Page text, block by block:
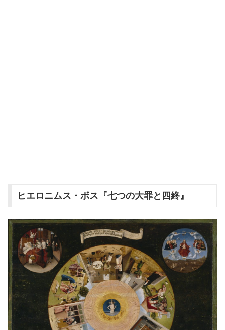
ヒエロニムス・ボス『七つの大罪と四終』